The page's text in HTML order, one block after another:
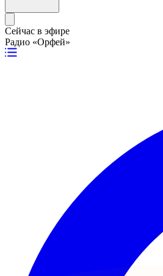
Сейчас в эфире
Радио «Орфей»